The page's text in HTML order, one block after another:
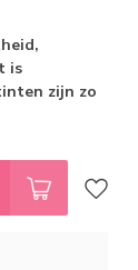
is
zijn zo